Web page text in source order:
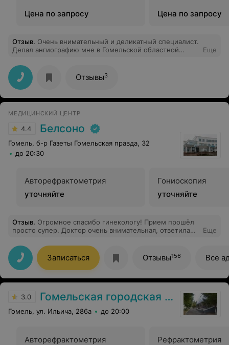
Цена по запросу Цена по запросу
Отзыв. Очень внимательный и деликатный специалист.
Делал ангиографию мне в Гомельской областной
успокаивал, после процедуры заходил посмотреть за
моим состоянием. Я осталась довольна....
Еще
Отзывы3
МЕДИЦИНСКИЙ ЦЕНТР
4.4 Белсоно
Гомель, б-р Газеты Гомельская правда, 32
до 20:30
Авторефрактометрия
уточняйте
Гониоскопия
уточняйте
Отзыв. Огромное спасибо гинекологу! Прием прошёл
просто супер. Доктор очень внимательная, ответила
заинтересованый и ей не всё равно. Обязательно
приду ещё. ))
Еще
Записаться Отзывы156 Все
3.0 Гомельская городская поликлиника №1
Гомель, ул. Ильича, 286а до 20:00
Авторефрактометрия
Рефрактометрия